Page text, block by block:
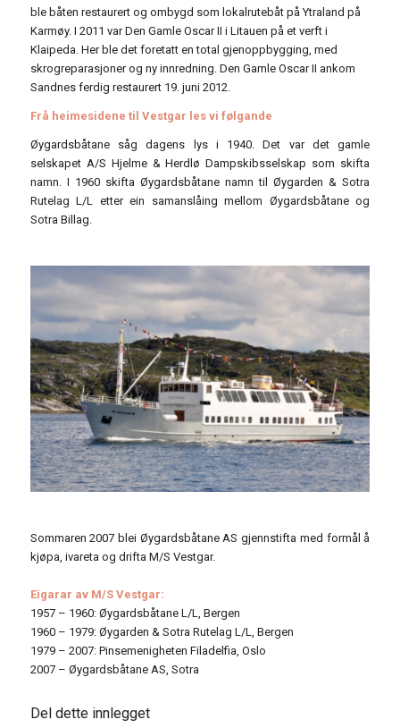
ble båten restaurert og ombygd som lokalrutebåt på Ytraland på
Karmøy. I 2011 var Den Gamle Oscar II i Litauen på et verft i
Klaipeda. Her ble det foretatt en total gjenoppbygging, med
skrogreparasjoner og ny innredning. Den Gamle Oscar II ankom
Sandnes ferdig restaurert 19. juni 2012.
Frå heimesidene til Vestgar les vi følgande
Øygardsbåtane såg dagens lys i 1940. Det var det gamle
selskapet A/S Hjelme & Herdlø Dampskibsselskap som skifta
namn. I 1960 skifta Øygardsbåtane namn til Øygarden & Sotra
Rutelag L/L etter ein samanslåing mellom Øygardsbåtane og
Sotra Billag.
Sommaren 2007 blei Øygardsbåtane AS gjennstifta med formål å
kjøpa, ivareta og drifta M/S Vestgar.
Eigarar av M/S Vestgar:
1957 – 1960: Øygardsbåtane L/L, Bergen
1960 – 1979: Øygarden & Sotra Rutelag L/L, Bergen
1979 – 2007: Pinsemenigheten Filadelfia, Oslo
2007 – Øygardsbåtane AS, Sotra
Del dette innlegget